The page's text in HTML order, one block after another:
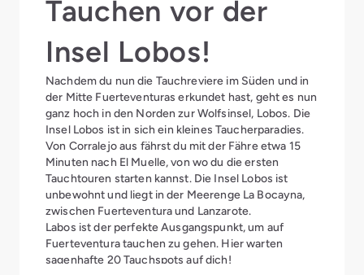
Tauchen vor der
Insel Lobos!
Nachdem du nun die Tauchreviere im Süden und in
der Mitte Fuerteventuras erkundet hast, geht es nun
ganz hoch in den Norden zur Wolfsinsel, Lobos. Die
Insel Lobos ist in sich ein kleines Taucherparadies.
Von Corralejo aus fährst du mit der Fähre etwa 15
Minuten nach El Muelle, von wo du die ersten
Tauchtouren starten kannst. Die Insel Lobos ist
unbewohnt und liegt in der Meerenge La Bocayna,
zwischen Fuerteventura und Lanzarote.
Labos ist der perfekte Ausgangspunkt, um auf
Fuerteventura tauchen zu gehen. Hier warten
sagenhafte 20 Tauchspots auf dich!